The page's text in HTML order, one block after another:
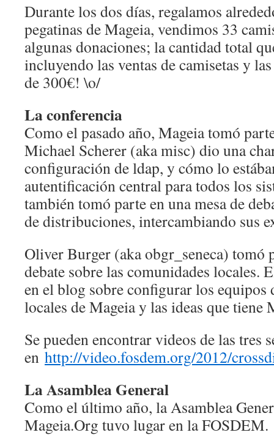
Durante los dos días, regalamos
pegatinas de Mageia, vendimos 33
algunas donaciones; la cantidad total
incluyendo las ventas de camisetas y
de 300€! \o/
La conferencia
Como el pasado año, Mageia tomó
Michael Scherer (aka misc) dio una
configuración de ldap, y cómo lo
autentificación central para todos los
también tomó parte en una mesa de
de distribuciones, intercambiando sus
Oliver Burger (aka obgr_seneca) tomó
debate sobre las comunidades locales.
en el blog sobre configurar los equipos
locales de Mageia y las ideas que tiene
Se pueden encontrar videos de las tres
en http://video.fosdem.org/2012/
La Asamblea General
Como el último año, la Asamblea
Mageia.Org tuvo lugar en la FOSDEM.